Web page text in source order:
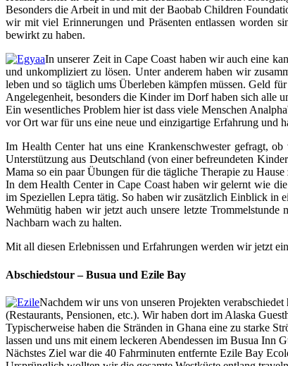
Besonders die Arbeit in und mit der Baobab Children
wir mit viel Erinnerungen und Präsenten entlassen worden
bewirkt zu haben.
In unserer Zeit in Cape Coast haben wir auch eine
und unkompliziert zu lösen. Unter anderem haben wir
leben und so täglich ums Überleben kämpfen müssen. Geld
Angelegenheit, besonders die Kinder im Dorf haben sich alle
Ein wesentliches Problem hier ist dass viele Menschen
vor Ort war für uns eine neue und einzigartige Erfahrung und
Im Health Center hat uns eine Krankenschwester gefragt,
Unterstützung aus Deutschland (von einer befreundeten
Mama so ein paar Übungen für die tägliche Therapie zu
In dem Health Center in Cape Coast haben wir gelernt wie
im Speziellen Lepra tätig. So haben wir zusätzlich Einblick in
Wehmütig haben wir jetzt auch unsere letzte
Nachbarn wach zu halten.
Mit all diesen Erlebnissen und Erfahrungen werden wir jetzt
Abschiedstour – Busua und Ezile Bay
Nachdem wir uns von unseren Projekten
(Restaurants, Pensionen, etc.). Wir haben dort im Alaska
Typischerweise haben die Stränden in Ghana eine zu starke
lassen und uns mit einem leckeren Abendessen im Busua Inn
Nächstes Ziel war die 40 Fahrminuten entfernte Ezile Bay